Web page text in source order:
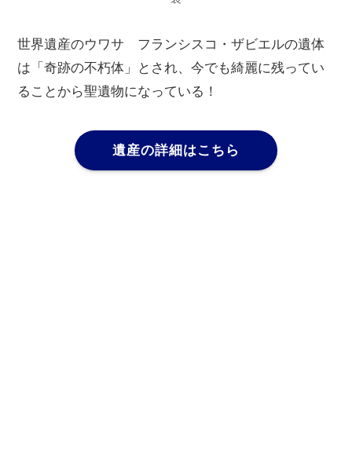
世界遺産のウワサ フランシスコ・ザビエルの遺体
は「奇跡の不朽体」とされ、今でも綺麗に残ってい
ることから聖遺物になっている！
遺産の詳細はこちら